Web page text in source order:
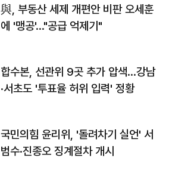
與, 부동산 세제 개편안 비판 오세훈
에 '맹공'…"공급 억제기"
합수본, 선관위 9곳 추가 압색…강남
·서초도 '투표율 허위 입력' 정황
국민의힘 윤리위, '돌려차기 실언' 서
범수·진종오 징계절차 개시